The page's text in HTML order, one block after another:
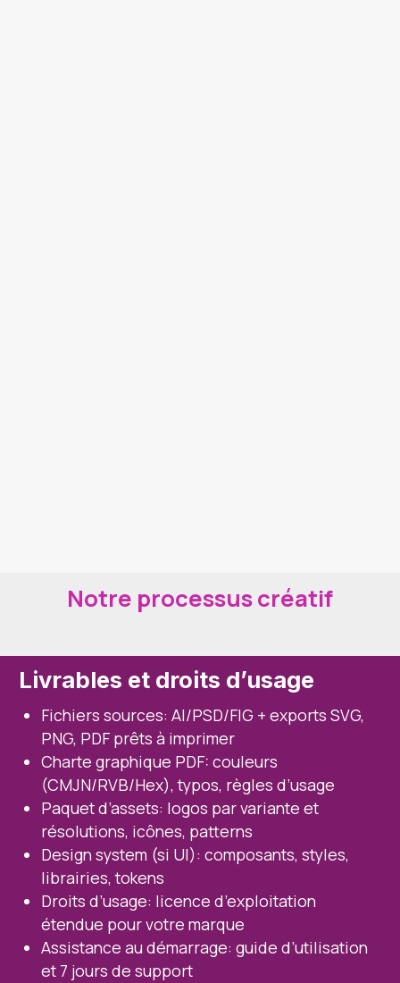
Notre processus créatif
Livrables et droits d’usage
Fichiers sources: AI/PSD/FIG + exports SVG,
PNG, PDF prêts à imprimer
Charte graphique PDF: couleurs
(CMJN/RVB/Hex), typos, règles d’usage
Paquet d’assets: logos par variante et
résolutions, icônes, patterns
Design system (si UI): composants, styles,
librairies, tokens
Droits d’usage: licence d’exploitation
étendue pour votre marque
Assistance au démarrage: guide d’utilisation
et 7 jours de support